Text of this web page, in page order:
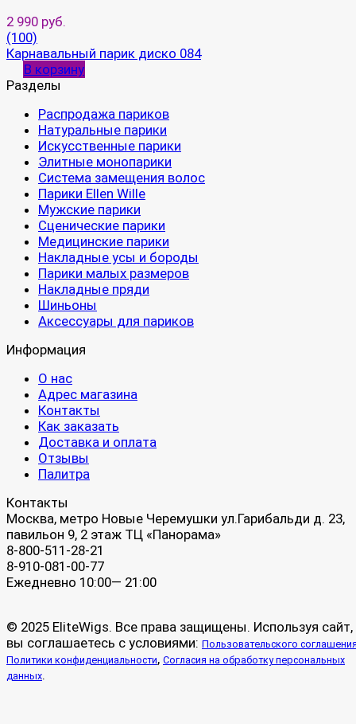
2 990 руб.
(100)
Карнавальный парик диско 084
В корзину
Разделы
Распродажа париков
Натуральные парики
Искусственные парики
Элитные монопарики
Система замещения волос
Парики Ellen Wille
Мужские парики
Сценические парики
Медицинские парики
Накладные усы и бороды
Парики малых размеров
Накладные пряди
Шиньоны
Аксессуары для париков
Информация
О нас
Адрес магазина
Контакты
Как заказать
Доставка и оплата
Отзывы
Палитра
Контакты
Москва, метро Новые Черемушки ул.Гарибальди д. 23,
павильон 9, 2 этаж ТЦ «Панорама»
8-800-511-28-21
8-910-081-00-77
Ежедневно 10:00— 21:00
© 2025 EliteWigs. Все права защищены. Используя сайт,
вы соглашаетесь с условиями: Пользовательского
Политики конфиденциальности, Согласия на обработку персональных
данных.